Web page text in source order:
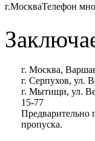
г.МоскваТелефон
г. Москва,
г. Серпухов, ул.
г. Мытищи, ул.
15-77
Предварительно
пропуска.